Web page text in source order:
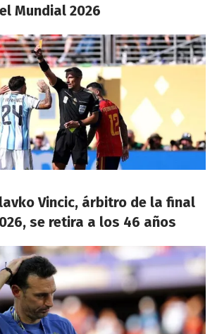
Mundial 2026
Vincic, árbitro de la final
se retira a los 46 años